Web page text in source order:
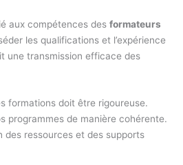
aux compétences desformateurs
les qualifications et l’expérience
une transmission efficace des
formations doit être rigoureuse.
programmes de manière cohérente.
des ressources et des supports